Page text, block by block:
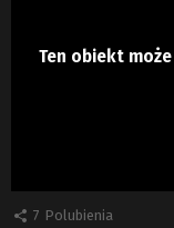
Ten obiekt
7 Polubienia